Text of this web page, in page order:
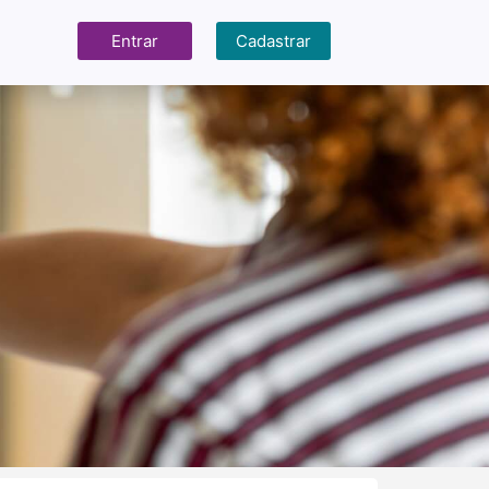
Entrar Cadastrar